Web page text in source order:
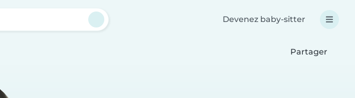
Devenez baby-sitter
Partager